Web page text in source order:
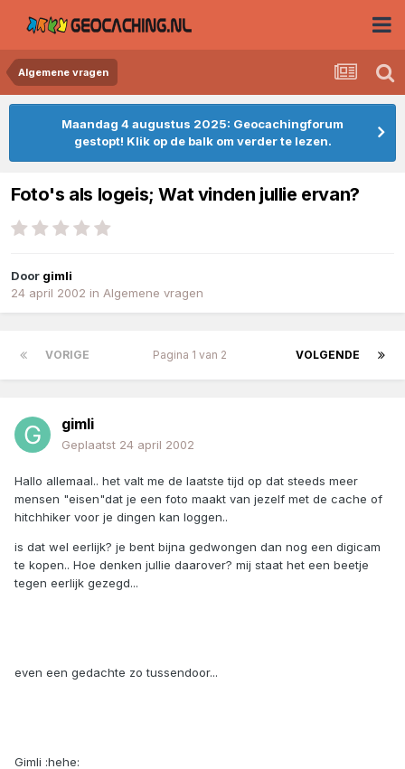
Algemene vragen
Maandag 4 augustus 2025: Geocachingforum
gestopt! Klik op de balk om verder te lezen.
Foto's als logeis; Wat vinden jullie ervan?
Door gimli
24 april 2002 in Algemene vragen
VORIGE VOLGENDE
Pagina 1 van 2
gimli
Geplaatst 24 april 2002
Hallo allemaal.. het valt me de laatste tijd op dat steeds meer
mensen "eisen"dat je een foto maakt van jezelf met de cache of
hitchhiker voor je dingen kan loggen..
is dat wel eerlijk? je bent bijna gedwongen dan nog een digicam
te kopen.. Hoe denken jullie daarover? mij staat het een beetje
tegen eerlijk gezegd...
even een gedachte zo tussendoor...
Gimli :hehe: